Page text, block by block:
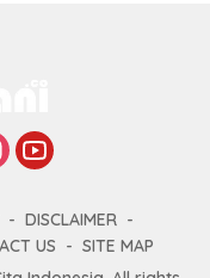
DISCLAIMER
US
SITE MAP